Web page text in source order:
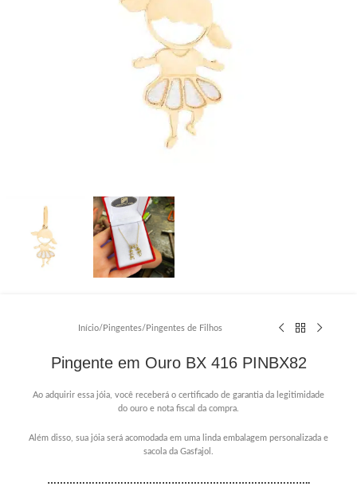
Início/ Pingentes/ Pingentes de Filhos
Pingente em Ouro BX 416 PINBX82
Ao adquirir essa jóia, você receberá o certificado de garantia da legitimidade
do ouro e nota fiscal da compra.
Além disso, sua jóia será acomodada em uma linda embalagem personalizada e
sacola da Gasfajol.
………………………………………………………………………..